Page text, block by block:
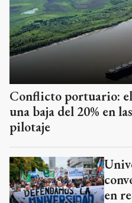
Conflicto portuario:
una baja del 20% en
pilotaje
en